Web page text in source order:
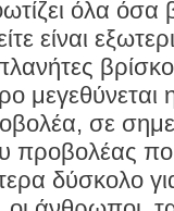
όλα όσα
είναι
μεγεθύνεται
σε
προβολέας
δύσκολο